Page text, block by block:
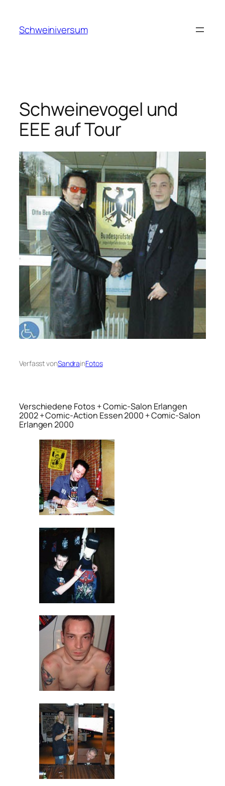
springen
Schweiniversum
Schweinevogel und
EEE auf Tour
Verfasst vonSandrainFotos
Verschiedene Fotos + Comic-Salon Erlangen
2002 + Comic-Action Essen 2000 + Comic-Salon
Erlangen 2000